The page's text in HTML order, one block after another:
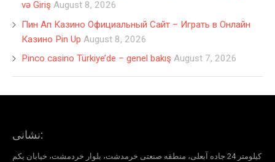
və Giriş August 8, 2026
Пин Ап Казино Официальный Сайт – Играть в Онлайн
Казино Pin Up August 8, 2026
Pinco casino Türkiye’de – genel bakış August 7, 2026
نشانی:
کیلومتر 24 جاده آبعلی، منطقه صنعتی خرمدشت، بلوار خردمشت، خیابان یکم